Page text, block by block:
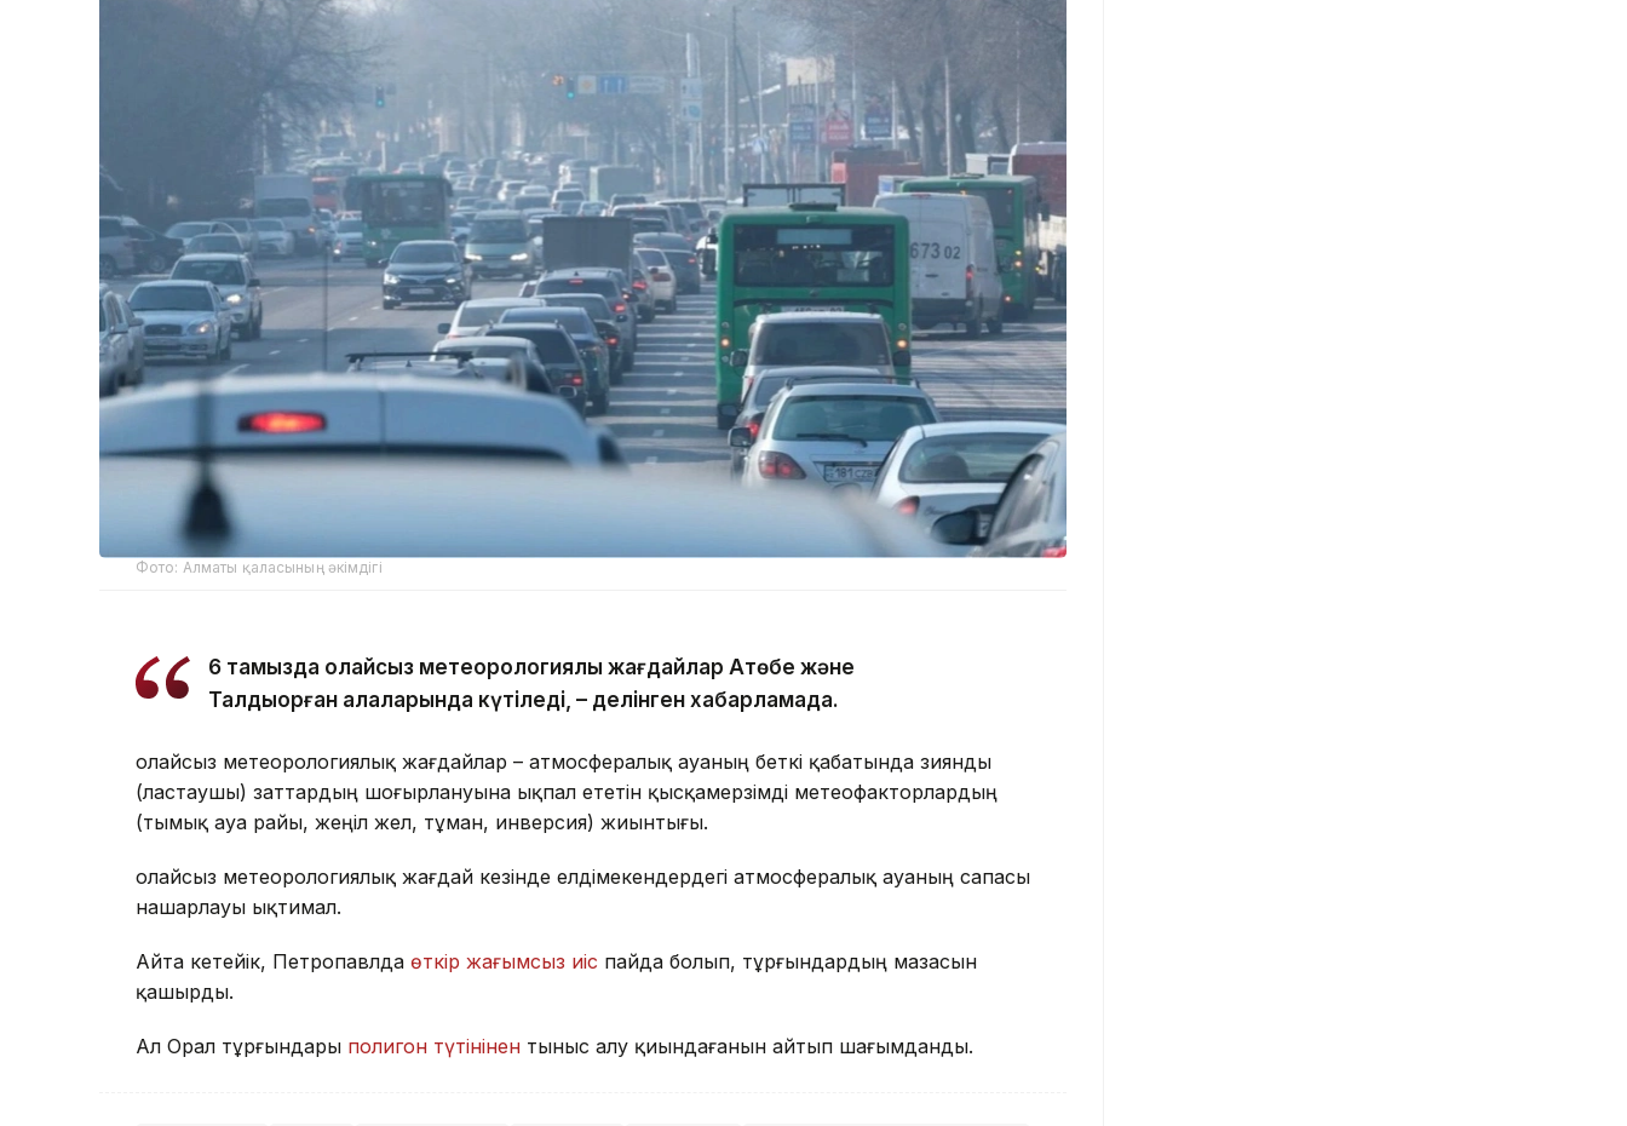
Фото: Алматы қаласының әкімдігі
6 тамызда қолайсыз метеорологиялық жағдайлар Ақтөбе және
Талдықорған қалаларында күтіледі, – делінген хабарламада.
Қолайсыз метеорологиялық жағдайлар – атмосфералық ауаның беткі қабатында зиянды
(ластаушы) заттардың шоғырлануына ықпал ететін қысқамерзімді метеофакторлардың
(тымық ауа райы, жеңіл жел, тұман, инверсия) жиынтығы.
Қолайсыз метеорологиялық жағдай кезінде елдімекендердегі атмосфералық ауаның сапасы
нашарлауы ықтимал.
Айта кетейік, Петропавлда өткір жағымсыз иіс пайда болып, тұрғындардың мазасын
қашырды.
Ал Орал тұрғындары полигон түтінінен тыныс алу қиындағанын айтып шағымданды.